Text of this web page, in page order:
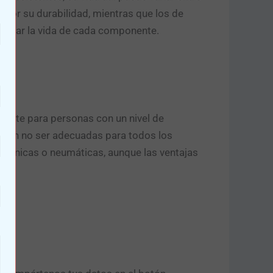
su durabilidad, mientras que los de
la vida de cada componente.
para personas con un nivel de
no ser adecuadas para todos los
o neumáticas, aunque las ventajas